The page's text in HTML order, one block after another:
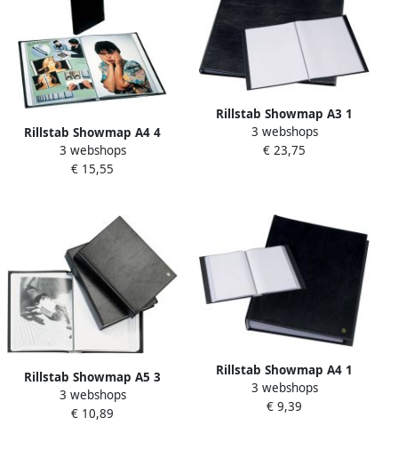
Rillstab Showmap A4 4
kanaals 40-tassen zwart
3 webshops
€ 15,55
Rillstab Showmap A3 1
kanaals 12-tassen zwart
3 webshops
€ 23,75
Rillstab Showmap A5 3
kanaals 30 tassen zwart
3 webshops
€ 10,89
Rillstab Showmap A4 1
kanaals 10-tassen zwart
3 webshops
€ 9,39